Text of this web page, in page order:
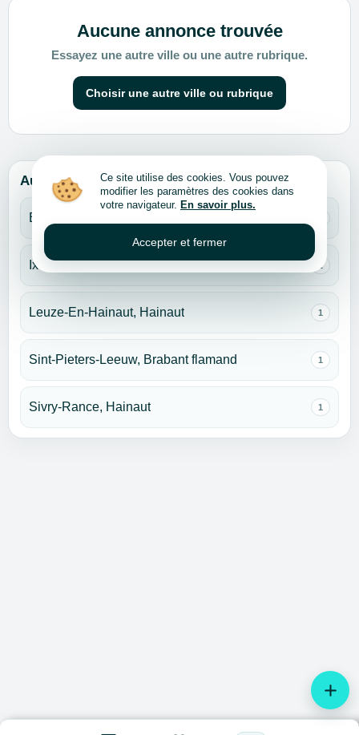
add
Aucune annonce trouvée
Essayez une autre ville ou une autre rubrique.
Choisir une autre ville ou rubrique
Autres villes pour cette rubrique
Bruxelles
Ixelles, Bruxelles 1
Leuze-En-Hainaut, Hainaut 1
Sint-Pieters-Leeuw, Brabant flamand 1
Sivry-Rance, Hainaut 1
Ce site utilise des cookies. Vous pouvez
modifier les paramètres des cookies dans
votre navigateur. En savoir plus.
Accepter et fermer